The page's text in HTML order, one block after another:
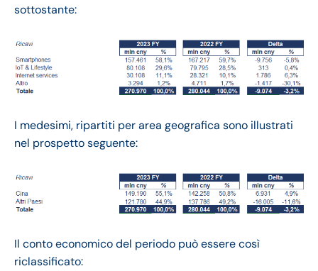
sottostante:
I medesimi, ripartiti per area geografica sono illustrati
nel prospetto seguente:
Il conto economico del periodo può essere così
riclassificato: